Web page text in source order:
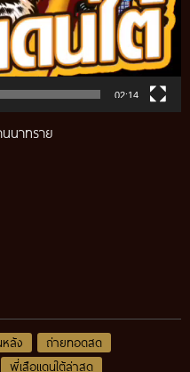
02:14
นาทราย
ลัง
ถ่ายทอดสด
พี่เสือแดนใต้ล่าสุด